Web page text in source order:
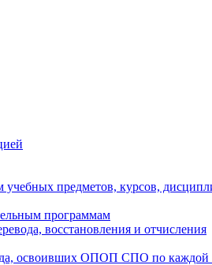
учебных предметов, курсов,
программам
восстановления и отчисления
освоивших ОПОП СПО по каждой